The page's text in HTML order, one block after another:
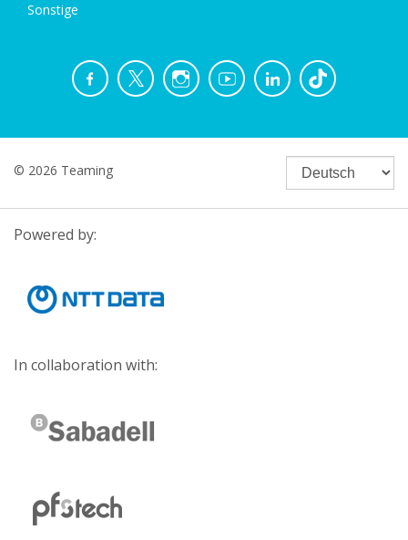
Sonstige
© 2026 Teaming
Powered by:
In collaboration with: